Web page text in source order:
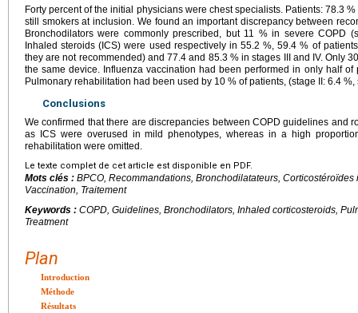
Forty percent of the initial physicians were chest specialists. Patients: 78.3
still smokers at inclusion. We found an important discrepancy between
Bronchodilators were commonly prescribed, but 11 % in severe COPD
Inhaled steroids (ICS) were used respectively in 55.2 %, 59.4 % of
they are not recommended) and 77.4 and 85.3 % in stages III and IV. Only
the same device. Influenza vaccination had been performed in only half of
Pulmonary rehabilitation had been used by 10 % of patients, (stage II: 6.4 %,
Conclusions
We confirmed that there are discrepancies between COPD guidelines and
as ICS were overused in mild phenotypes, whereas in a high
rehabilitation were omitted.
Le texte complet de cet article est disponible en PDF.
Mots clés : BPCO, Recommandations, Bronchodilatateurs,
Vaccination, Traitement
Keywords : COPD, Guidelines, Bronchodilators, Inhaled corticosteroids,
Treatment
Plan
Introduction
Méthode
Résultats